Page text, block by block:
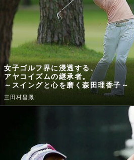
女子ゴルフ界に浸透する、
アヤコイズムの継承者。
～スイングと心を磨く森田理香子～
三田村昌鳳